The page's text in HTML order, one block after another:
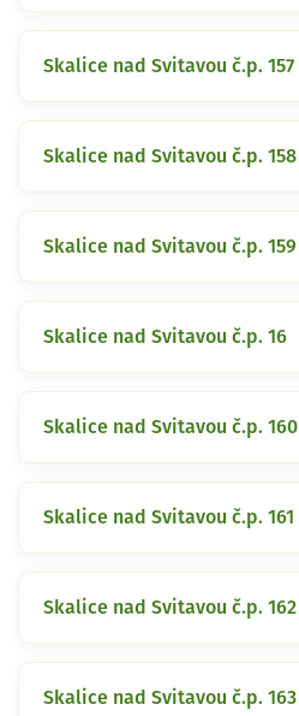
Skalice nad Svitavou č.p. 157
Skalice nad Svitavou č.p. 158
Skalice nad Svitavou č.p. 159
Skalice nad Svitavou č.p. 16
Skalice nad Svitavou č.p. 160
Skalice nad Svitavou č.p. 161
Skalice nad Svitavou č.p. 162
Skalice nad Svitavou č.p. 163